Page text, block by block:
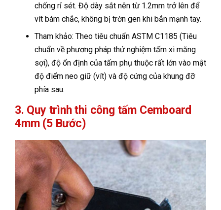
chống rỉ sét. Độ dày sắt nên từ 1.2mm trở lên để
vít bám chắc, không bị trờn gen khi bắn mạnh tay.
Tham khảo: Theo tiêu chuẩn ASTM C1185 (Tiêu
chuẩn về phương pháp thử nghiệm tấm xi măng
sợi), độ ổn định của tấm phụ thuộc rất lớn vào mật
độ điểm neo giữ (vít) và độ cứng của khung đỡ
phía sau.
3. Quy trình thi công tấm Cemboard
4mm (5 Bước)